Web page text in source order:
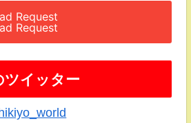
Request
Request
ツイッター